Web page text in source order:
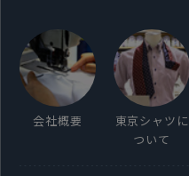
会社概要
東京シャツに
ついて